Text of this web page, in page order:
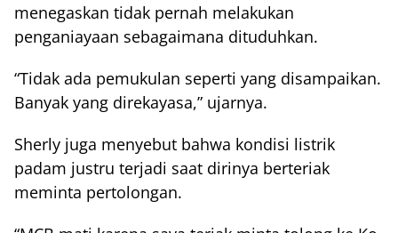
menegaskan tidak pernah melakukan
penganiayaan sebagaimana dituduhkan.
“Tidak ada pemukulan seperti yang disampaikan.
Banyak yang direkayasa,” ujarnya.
Sherly juga menyebut bahwa kondisi listrik
padam justru terjadi saat dirinya berteriak
meminta pertolongan.